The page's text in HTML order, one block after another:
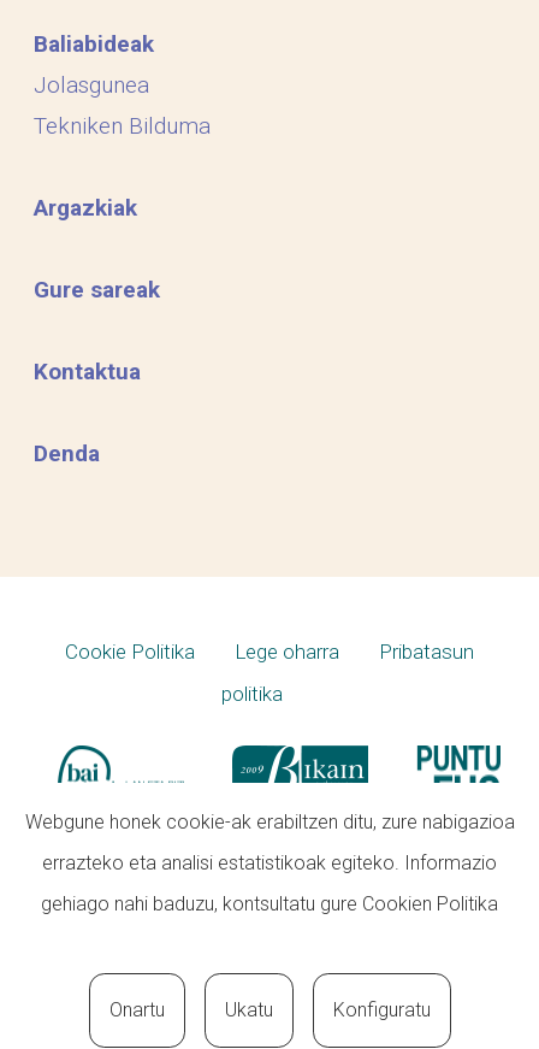
Baliabideak
Jolasgunea
Tekniken Bilduma
Argazkiak
Gure sareak
Kontaktua
Denda
Cookie Politika Lege oharra
Pribatasun
politika
Webgune honek cookie-ak erabiltzen ditu, zure nabigazioa
errazteko eta analisi estatistikoak egiteko. Informazio
gehiago nahi baduzu, kontsultatu gure Cookien Politika
Onartu Ukatu Konfiguratu